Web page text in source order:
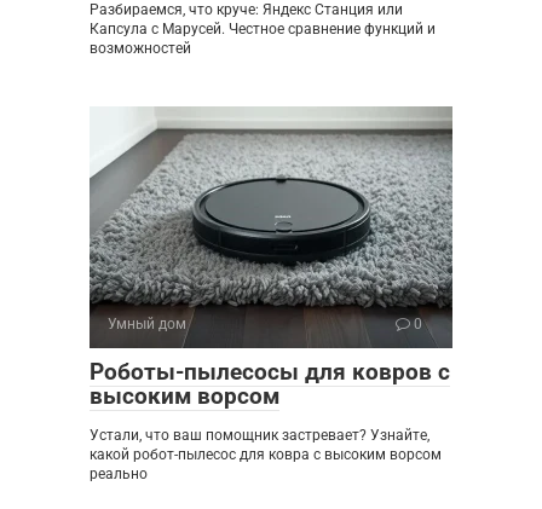
Разбираемся, что круче: Яндекс Станция или
Капсула с Марусей. Честное сравнение функций и
возможностей
Умный дом 0
Роботы-пылесосы для ковров с
высоким ворсом
Устали, что ваш помощник застревает? Узнайте,
какой робот-пылесос для ковра с высоким ворсом
реально